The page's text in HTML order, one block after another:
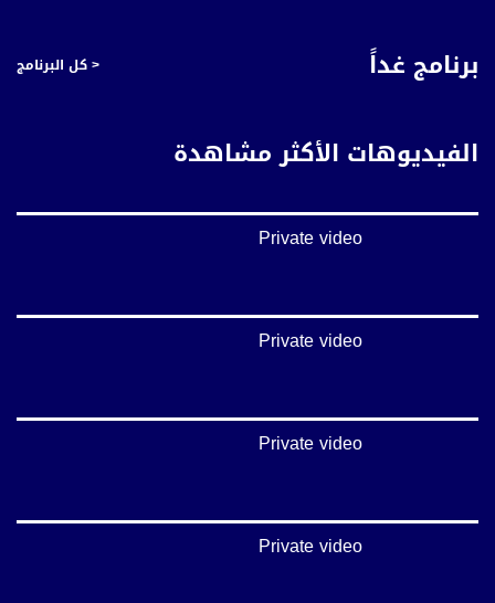
برنامج غداً < كل البرنامج
الفيديوهات الأكثر مشاهدة
Private video
Private video
Private video
Private video